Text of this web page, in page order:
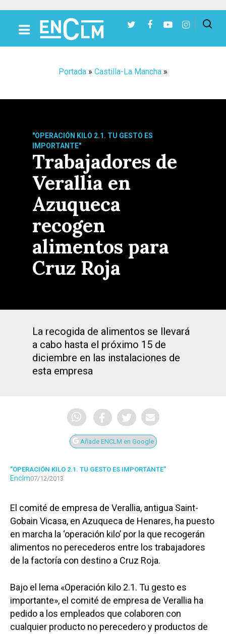
Portada » Castilla-La Mancha »
"OPERACIÓN KILO 2.1. TU GESTO ES
IMPORTANTE"
Trabajadores de
Verallia en
Azuqueca
recogen
alimentos para
Cruz Roja
La recogida de alimentos se llevará
a cabo hasta el próximo 15 de
diciembre en las instalaciones de
esta empresa
Añade ENCLM en Google
"OPERACIÓN KILO 2.1. TU GESTO ES IMPORTANTE"
Enclm07/12/2013
El comité de empresa de Verallia, antigua Saint-
Gobain Vicasa, en Azuqueca de Henares, ha puesto
en marcha la ‘operación kilo’ por la que recogerán
alimentos no perecederos entre los trabajadores
de la factoría con destino a Cruz Roja.
Bajo el lema «Operación kilo 2.1. Tu gesto es
importante», el comité de empresa de Verallia ha
pedido a los empleados que colaboren con
cualquier producto no perecedero y productos de